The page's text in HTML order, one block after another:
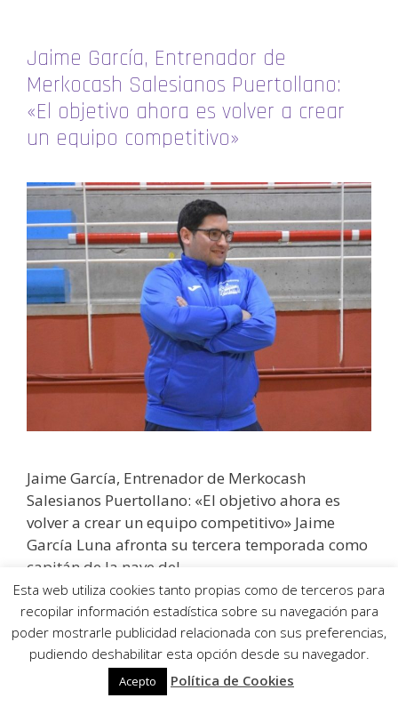
Jaime García, Entrenador de
Merkocash Salesianos Puertollano:
«El objetivo ahora es volver a crear
un equipo competitivo»
Jaime García, Entrenador de Merkocash
Salesianos Puertollano: «El objetivo ahora es
volver a crear un equipo competitivo» Jaime
García Luna afronta su tercera temporada como
capitán de la nave del …
Leer más
Esta web utiliza cookies tanto propias como de terceros para
recopilar información estadística sobre su navegación para
poder mostrarle publicidad relacionada con sus preferencias,
pudiendo deshabilitar esta opción desde su navegador.
Acepto Política de Cookies